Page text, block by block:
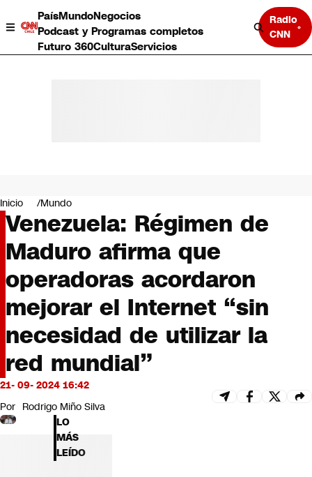
PaísMundoNegocios
Podcast y Programas completos
Futuro 360CulturaServicios
Radio
CNN
Negocios
Deportes
Programas completos
Cultura
Servicios
Bits
CNN Data
CNN tiempo
Futuro 360
Opinión
Inicio Mundo
Venezuela: Régimen de
Maduro afirma que
operadoras acordaron
mejorar el Internet “sin
necesidad de utilizar la
red mundial”
21- 09- 2024 16:42
Por Rodrigo Miño Silva
LO
MÁS
LEÍDO